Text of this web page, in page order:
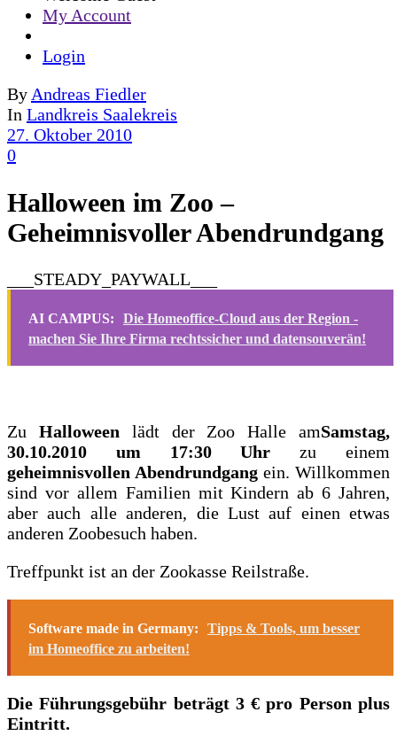
My Account
Login
By Andreas Fiedler
In Landkreis Saalekreis
27. Oktober 2010
0
Halloween im Zoo –
Geheimnisvoller Abendrundgang
___STEADY_PAYWALL___
AI CAMPUS:
Die Homeoffice-Cloud aus der Region -
machen Sie Ihre Firma rechtssicher und datensouverän!
Zu Halloweenlädt der Zoo Halle amSamstag,
30.10.2010 um 17:30 Uhrzu einem
geheimnisvollen Abendrundgang ein. Willkommen
sind vor allem Familien mit Kindern ab 6 Jahren,
aber auch alle anderen, die Lust auf einen etwas
anderen Zoobesuch haben.
Treffpunkt ist an der Zookasse Reilstraße.
Software made in Germany:
Tipps & Tools, um besser
im Homeoffice zu arbeiten!
Die Führungsgebühr beträgt 3 € pro Person plus
Eintritt.